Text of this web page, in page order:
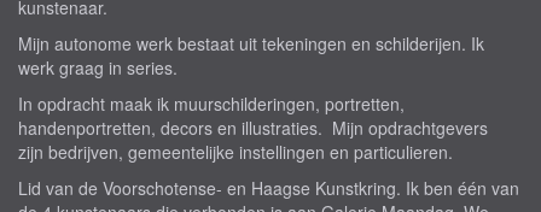
kunstenaar.
Mijn autonome werk bestaat uit tekeningen en schilderijen. Ik
werk graag in series.
In opdracht maak ik muurschilderingen, portretten,
handenportretten, decors en illustraties. Mijn opdrachtgevers
zijn bedrijven, gemeentelijke instellingen en particulieren.
Lid van de Voorschotense- en Haagse Kunstkring. Ik ben één van